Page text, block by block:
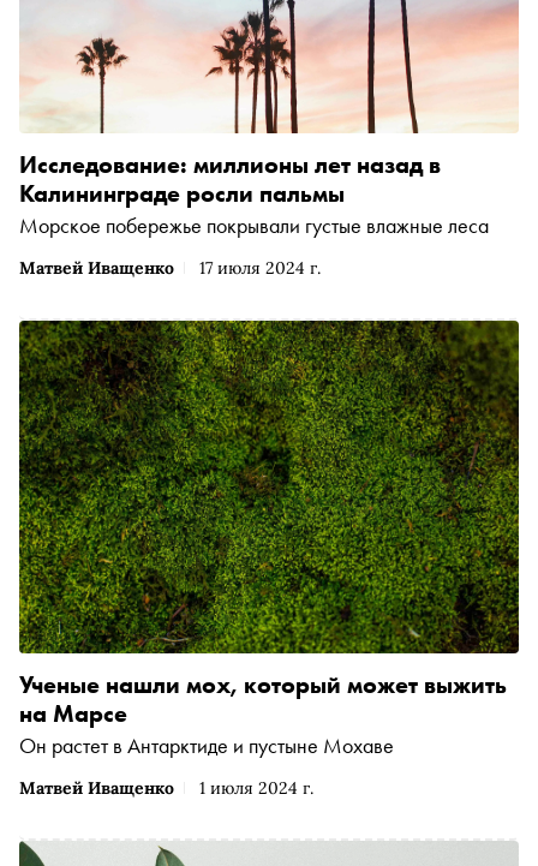
Матвей Иващенко 17 июля 2024 г.
Исследование: миллионы лет назад в
Калининграде росли пальмы
Морское побережье покрывали густые влажные леса
Матвей Иващенко 1 июля 2024 г.
Ученые нашли мох, который может выжить
на Марсе
Он растет в Антарктиде и пустыне Мохаве